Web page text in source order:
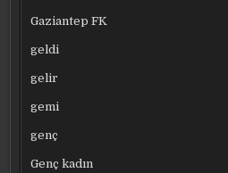
Gaziantep FK
geldi
gelir
gemi
genç
Genç kadın